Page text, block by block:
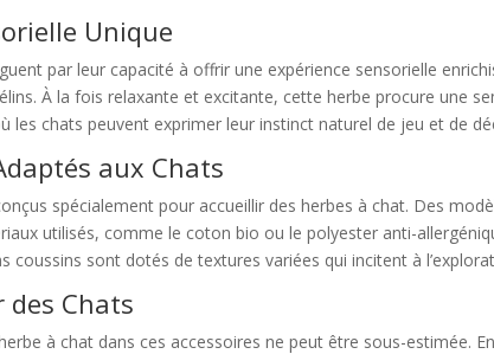
Unique
par leur capacité à offrir une expérience sensorielle
À la fois relaxante et excitante, cette herbe procure une
les chats peuvent exprimer leur instinct naturel de jeu et de
aux Chats
spécialement pour accueillir des herbes à chat. Des
utilisés, comme le coton bio ou le polyester anti-
coussins sont dotés de textures variées qui incitent à
des Chats
à chat dans ces accessoires ne peut être sous-